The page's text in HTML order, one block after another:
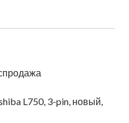
L750, 3-pin, новый,